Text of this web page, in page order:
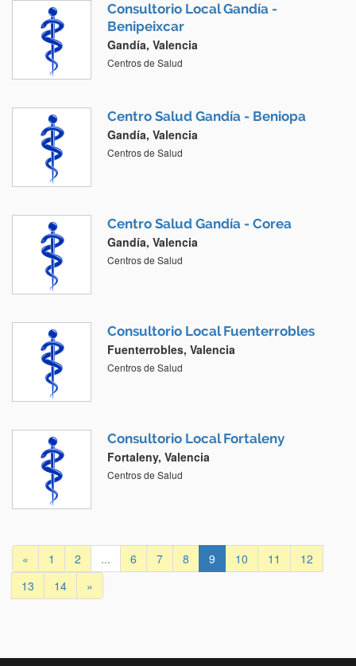
Consultorio Local Gandía -
Benipeixcar
Gandía, Valencia
Centros de Salud
Centro Salud Gandía - Beniopa
Gandía, Valencia
Centros de Salud
Centro Salud Gandía - Corea
Gandía, Valencia
Centros de Salud
Consultorio Local Fuenterrobles
Fuenterrobles, Valencia
Centros de Salud
Consultorio Local Fortaleny
Fortaleny, Valencia
Centros de Salud
« 1 2 ... 6 7 8 9 10 11
12
13
14 »